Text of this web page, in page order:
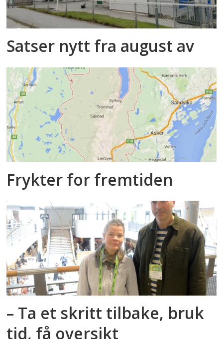
Satser nytt fra august av
Frykter for fremtiden
– Ta et skritt tilbake, bruk
tid, få oversikt